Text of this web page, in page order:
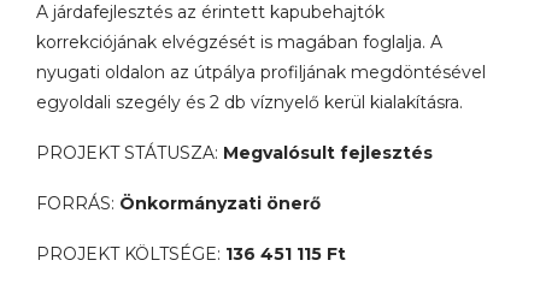
A járdafejlesztés az érintett kapubehajtók
korrekciójának elvégzését is magában foglalja. A
nyugati oldalon az útpálya profiljának megdöntésével
egyoldali szegély és 2 db víznyelő kerül kialakításra.
PROJEKT STÁTUSZA: Megvalósult fejlesztés
FORRÁS: Önkormányzati önerő
PROJEKT KÖLTSÉGE: 136 451 115 Ft